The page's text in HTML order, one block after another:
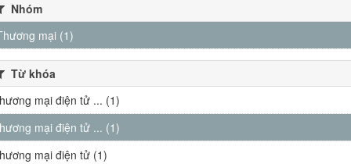
Nhóm
mại (1)
Từ khóa
mại điện tử ... (1)
mại điện tử ... (1)
mại điện tử (1)